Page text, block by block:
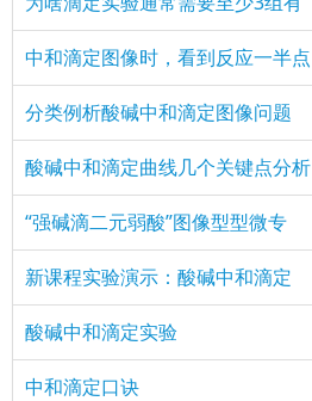
中和滴定图像时，看到反应一半点
分类例析酸碱中和滴定图像问题
酸碱中和滴定曲线几个关键点分析
“强碱滴二元弱酸”图像型型微专
新课程实验演示：酸碱中和滴定
酸碱中和滴定实验
中和滴定口诀